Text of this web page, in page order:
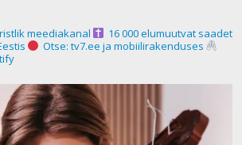
meediakanal
16 000 elumuutvat saadet
Otse: tv7.ee ja mobiilirakenduses